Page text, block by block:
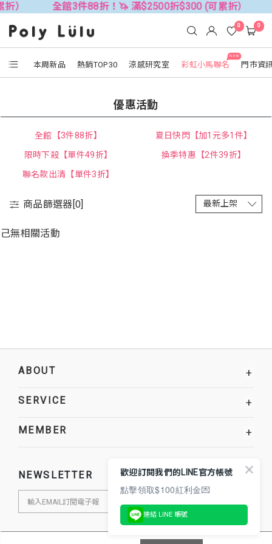
） 全館3件88折！🦄 滿$2500折$300 (可累折）
本周新品 熱銷TOP30 涼感研究室
NEW
彩虹小馬聯名 門市資
0 0
優惠活動
全館【3件88折】
夏日快閃【加1元多1件】
限時下殺【單件49折】
換季特惠【2件39折】
聯名款出清【單件3折】
商品篩選器[0]
己無相關活動
ABOUT +
SERVICE +
MEMBER +
NEWSLETTER 歡迎訂閱我們的LINE官方帳號
點擊領取$100紅利金💌
連結 LINE 帳號